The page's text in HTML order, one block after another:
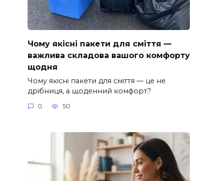
Чому якісні пакети для сміття —
важлива складова вашого комфорту
щодня
Чому якісні пакети для сміття — це не
дрібниця, а щоденний комфорт?
0 50